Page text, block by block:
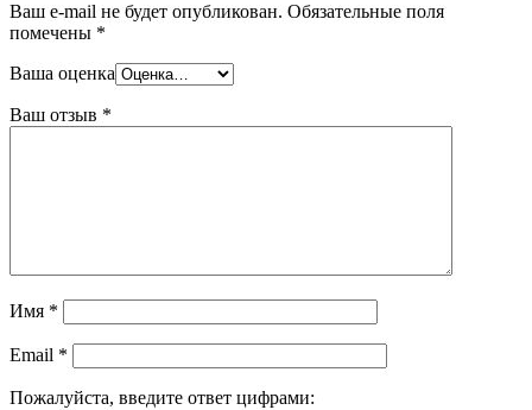
Ваш e-mail не будет опубликован. Обязательные поля
помечены *
Ваша оценка
Ваш отзыв *
Имя *
Email *
Пожалуйста, введите ответ цифрами: